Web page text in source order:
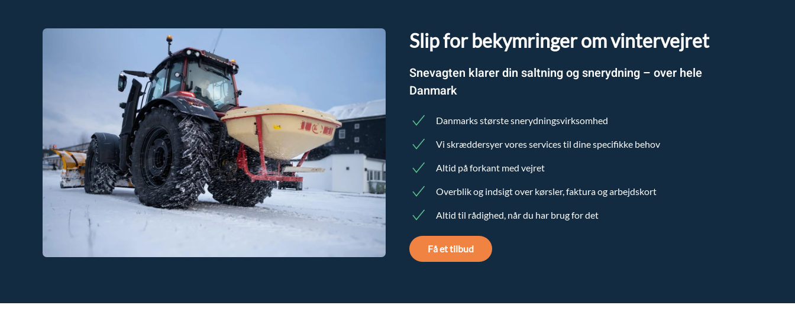
Slip for bekymringer om vintervejret
Snevagten klarer din saltning og snerydning – over hele
Danmark
Danmarks største snerydningsvirksomhed
Vi skræddersyer vores services til dine specifikke behov
Altid på forkant med vejret
Overblik og indsigt over kørsler, faktura og arbejdskort
Altid til rådighed, når du har brug for det
Få et tilbud